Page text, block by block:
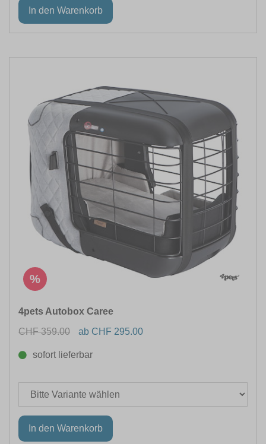
%
4pets Autobox Caree
CHF 359.00
ab CHF 295.00
sofort lieferbar